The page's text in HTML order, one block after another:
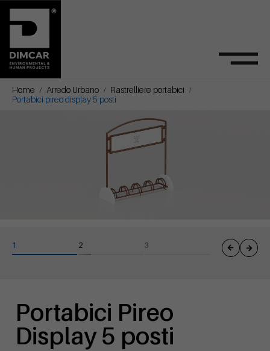
Home Arredo Urbano
Rastrelliere portabici
Portabici pireo display 5 posti
Portabici Pireo
Display 5 posti